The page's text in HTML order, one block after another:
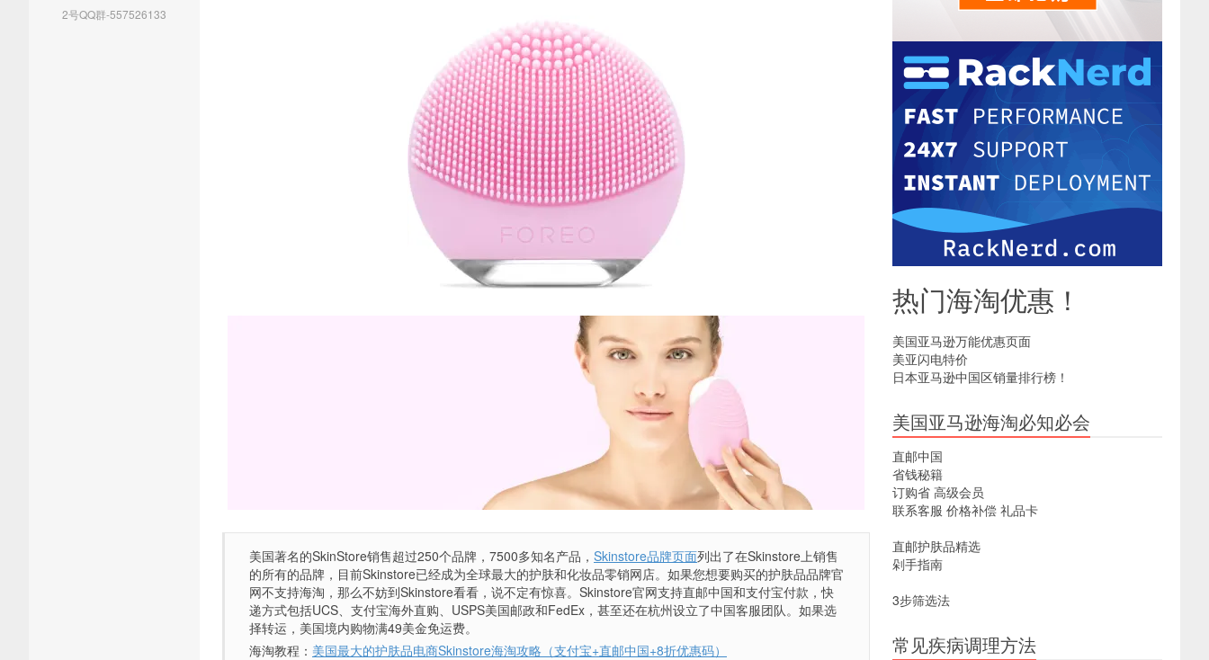
2号QQ群-557526133
美国著名的SkinStore销售超过250个品牌，7500多知名产品， Skinstore品牌页面列出了在Skinstore上销售
的所有的品牌，目前Skinstore已经成为全球最大的护肤和化妆品零销网店。如果您想要购买的护肤品品牌官
网不支持海淘，那么不妨到Skinstore看看，说不定有惊喜。Skinstore官网支持直邮中国和支付宝付款，快
递方式包括UCS、支付宝海外直购、USPS美国邮政和FedEx，甚至还在杭州设立了中国客服团队。如果选
择转运，美国境内购物满49美金免运费。
海淘教程： 美国最大的护肤品电商Skinstore海淘攻略（支付宝+直邮中国+8折优惠码）
热门海淘优惠！
美国亚马逊万能优惠页面
美亚闪电特价
日本亚马逊中国区销量排行榜！
美国亚马逊海淘必知必会
直邮中国
省钱秘籍
订购省 高级会员
联系客服 价格补偿 礼品卡
直邮护肤品精选
剁手指南
3步筛选法
常见疾病调理方法